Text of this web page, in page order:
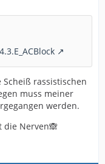
rassistischen
muss meiner
werden.
die Nerven🙈